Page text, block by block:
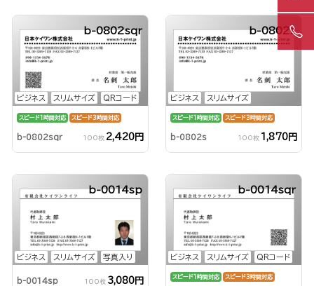
ビジネス スリムサイズ QRコード
b-0802sqr
スピード1時間対応 スピード3時間対応
b-0802sqr 100枚 2,420円
ビジネス スリムサイズ
b-0802s
スピード1時間対応 スピード3時間対応
b-0802s 100枚 1,870円
ビジネス スリムサイズ 写真入り
b-0014sp
b-0014sp 100枚 3,080円
ビジネス スリムサイズ QRコード
b-0014sqr
スピード1時間対応 スピード3時間対応